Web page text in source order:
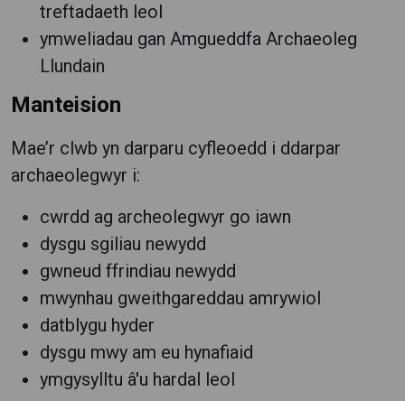
treftadaeth leol
ymweliadau gan Amgueddfa Archaeoleg
Llundain
Manteision
Mae’r clwb yn darparu cyfleoedd i ddarpar
archaeolegwyr i:
cwrdd ag archeolegwyr go iawn
dysgu sgiliau newydd
gwneud ffrindiau newydd
mwynhau gweithgareddau amrywiol
datblygu hyder
dysgu mwy am eu hynafiaid
ymgysylltu â'u hardal leol